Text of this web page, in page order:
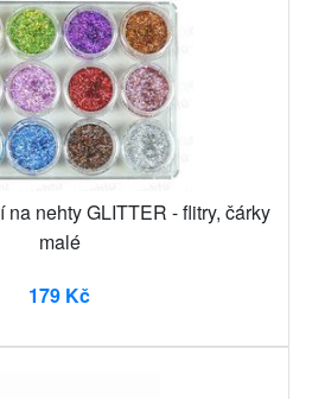
nehty GLITTER - flitry, čárky
malé
179 Kč